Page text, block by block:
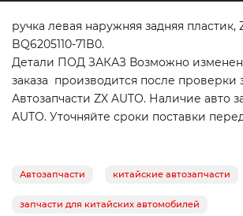
ручка левая наружняя задняя пластик,
BQ6205110-71B0.
Детали ПОД ЗАКАЗ Возможно
заказа производится после проверки
Автозапчасти ZX AUTO. Наличие авто
AUTO. Уточняйте сроки поставки
Автозапчасти китайские автозапчасти
запчасти для китайских автомобилей